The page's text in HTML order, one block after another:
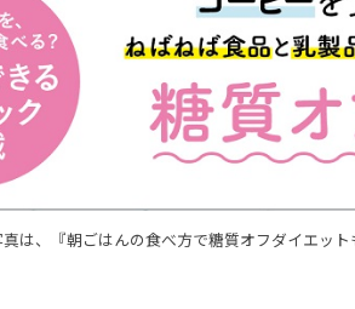
は、『朝ごはんの食べ方で糖質オフダイエッ